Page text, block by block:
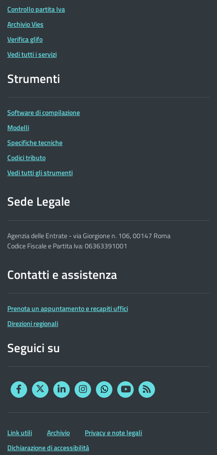
Controllo partita Iva
Archivio Vies
Verifica glifo
Vedi tutti i servizi
Strumenti
Software di compilazione
Modelli
Specifiche tecniche
Codici tributo
Vedi tutti gli strumenti
Sede Legale
Agenzia delle Entrate - via Giorgione n. 106, 00147 Roma
Codice Fiscale e Partita Iva: 06363391001
Contatti e assistenza
Prenota un appuntamento e recapiti uffici
Direzioni regionali
Seguici su
FacebookTwitterLinkedinInstagram
YouTubeRSS
Altre
informazioni
Link utili Archivio
Privacy e note legali
Dichiarazione di accessibilità